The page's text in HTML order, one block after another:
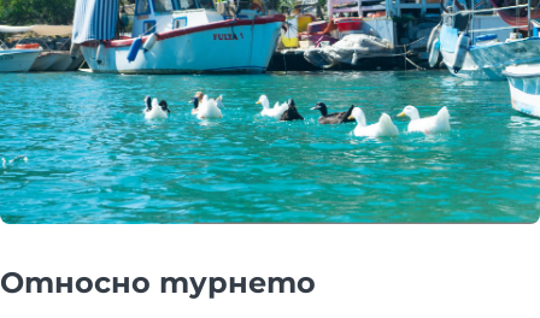
Относно турнето